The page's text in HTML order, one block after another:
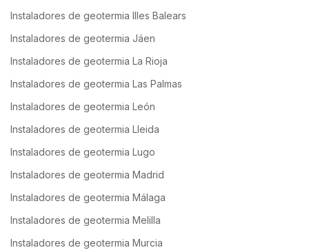
Instaladores de geotermia Illes Balears
Instaladores de geotermia Jáen
Instaladores de geotermia La Rioja
Instaladores de geotermia Las Palmas
Instaladores de geotermia León
Instaladores de geotermia Lleida
Instaladores de geotermia Lugo
Instaladores de geotermia Madrid
Instaladores de geotermia Málaga
Instaladores de geotermia Melilla
Instaladores de geotermia Murcia